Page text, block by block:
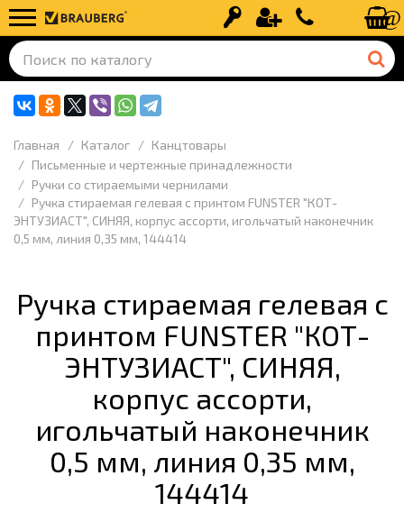
Вход Регистрация+7 (499) 110-
Главная Каталог
Канцтовары
Письменные и чертежные принадлежности
Ручки со стираемыми чернилами
Ручка стираемая гелевая с принтом FUNSTER "КОТ-
ЭНТУЗИАСТ", СИНЯЯ, корпус ассорти, игольчатый наконечник
0,5 мм, линия 0,35 мм, 144414
Ручка стираемая гелевая с
принтом FUNSTER "КОТ-
ЭНТУЗИАСТ", СИНЯЯ,
корпус ассорти,
игольчатый наконечник
0,5 мм, линия 0,35 мм,
144414